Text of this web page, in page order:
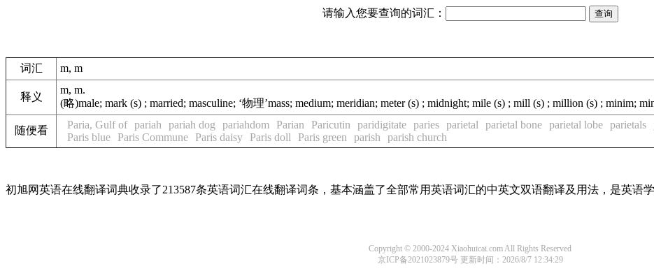
请输入您要查询的词汇：
词汇 m, m
释义
m, m.
(略)male; mark (s) ; married; masculine; ‘物理’mass; medium; meridian; meter (s) ; midnight; mile (s) ; mill (s) ; million (s) ; minim;
随便看 Paria, Gulf of pariah pariah dog pariahdom Parian Paricutin paridigitate paries parietal parietal bone parietal lobe parietals
Paris blue
Paris Commune Paris daisy Paris doll Paris green parish parish church
初旭网英语在线翻译词典收录了213587条英语词汇在线翻译词条，基本涵盖了全部常用英语词汇的中英文双语翻译及用法，是英语学
Copyright © 2000-2024 Xiaohuicai.com All Rights Reserved
京ICP备2021023879号更新时间：2026/8/7 12:34:29